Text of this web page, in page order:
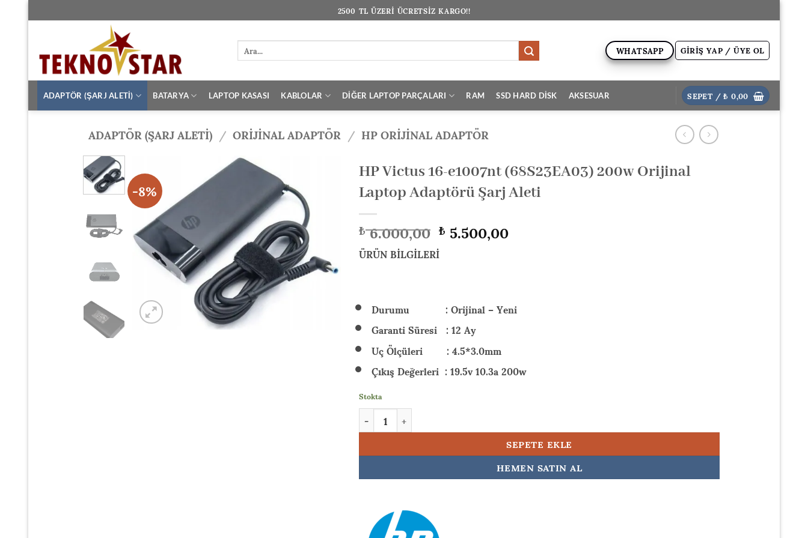
İçeriğe
atla 2500 TL ÜZERİ ÜCRETSİZ KARGO!!
Ara: WHATSAPP GIRIŞ YAP / ÜYE OL
ADAPTÖR (ŞARJ ALETİ) BATARYA LAPTOP KASASI KABLOLAR DİĞER LAPTOP PARÇALARI RAM SSD HARD DİSK AKSESUAR SEPET /₺0,00
ADAPTÖR (ŞARJ ALETİ) / ORIJINAL ADAPTÖR / HP ORIJINAL ADAPTÖR
-8%
HP Victus 16-e1007nt (68S23EA03) 200w Orijinal
Laptop Adaptörü Şarj Aleti
₺6.000,00 Orijinal
fiyat:
₺ 6.000,00.
₺5.500,00Şuandaki
ÜRÜN BİLGİLERİ
Durumu : Orijinal – Yeni
Garanti Süresi : 12 Ay
Uç Ölçüleri : 4.5*3.0mm
Çıkış Değerleri : 19.5v 10.3a 200w
Stokta
HP Victus 16-e1007nt (68S23EA03) 200w Orijinal Laptop Adaptörü Şarj Aleti adet
SEPETE EKLE
HEMEN SATIN AL